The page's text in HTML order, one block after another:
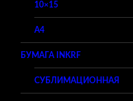
10×15
A4
БУМАГА INKRF
СУБЛИМАЦИОННАЯ